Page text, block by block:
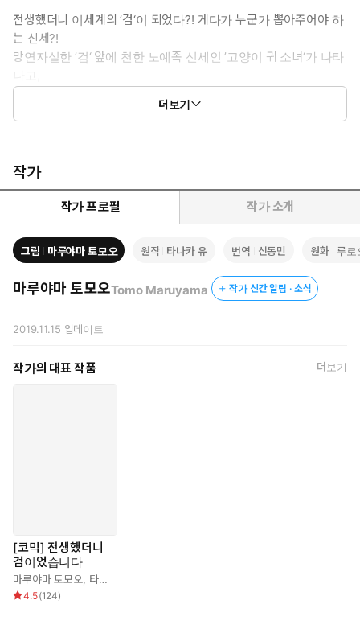
전생했더니 이세계의 ’검‘이 되었다?! 게다가 누군가 뽑아주어야 하
는 신세?!
망연자실한 ’검‘ 앞에 천한 노예족 신세인 ’고양이 귀 소녀‘가 나타
나고,
별안간 손을 맞잡게 된 복슬복슬 ’고양이 귀 소녀‘와 ’검‘의 운명은
더보기
작가
작가 프로필 작가 소개
그림 마루야마 토모오 원작 타나카 유 번역 신동민 원화 루로
마루야마 토모오Tomo Maruyama 작가 신간 알림 · 소식
2019.11.15 업데이트
작가의 대표 작품 더보기
[코믹] 전생했더니
검이었습니다
마루야마 토모오, 타나카 유
4.5(124)